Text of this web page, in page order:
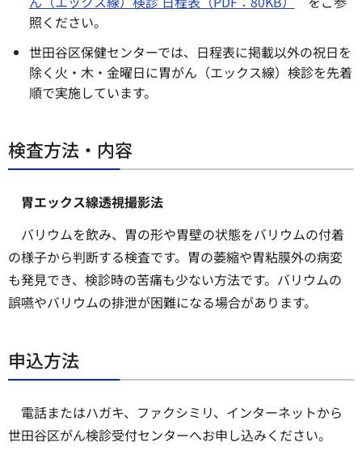
照ください。
世田谷区保健センターでは、日程表に掲載以外の祝日を
除く火・木・金曜日に胃がん（エックス線）検診を先着
順で実施しています。
検査方法・内容
胃エックス線透視撮影法
バリウムを飲み、胃の形や胃壁の状態をバリウムの付着
の様子から判断する検査です。胃の萎縮や胃粘膜外の病変
も発見でき、検診時の苦痛も少ない方法です。バリウムの
誤嚥やバリウムの排泄が困難になる場合があります。
申込方法
電話またはハガキ、ファクシミリ、インターネットから
世田谷区がん検診受付センターへお申し込みください。